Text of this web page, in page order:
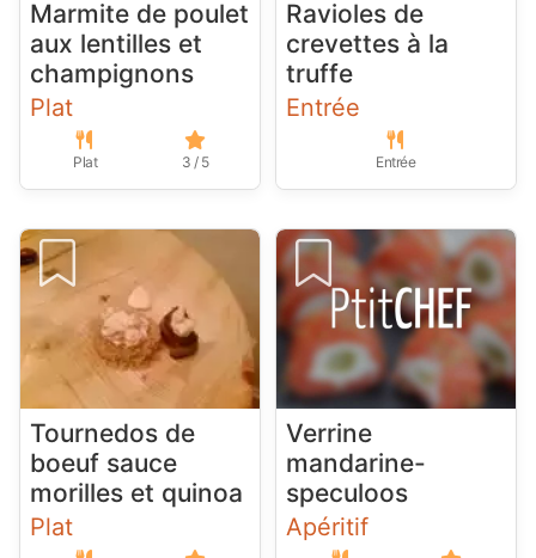
Marmite de poulet
aux lentilles et
champignons
Plat
Plat 3 / 5
Ravioles de
crevettes à la
truffe
Entrée
Entrée
Tournedos de
boeuf sauce
morilles et quinoa
Plat
Verrine
mandarine-
speculoos
Apéritif